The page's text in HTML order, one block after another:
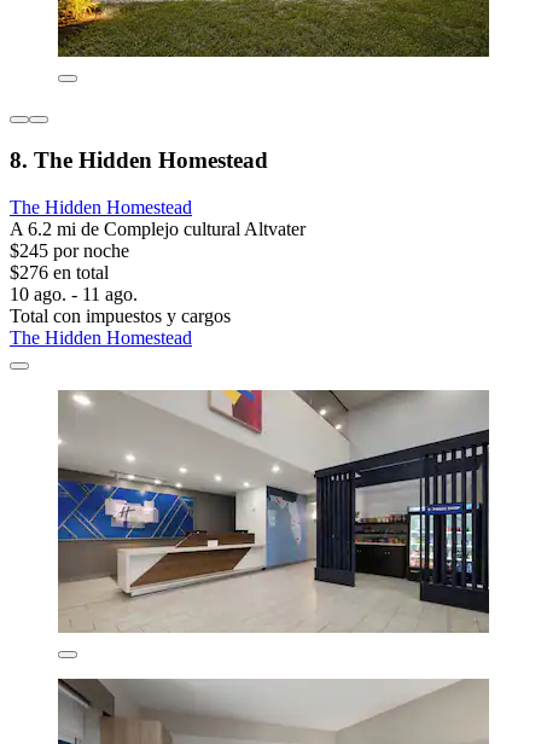
8. The Hidden Homestead
The Hidden Homestead
A 6.2 mi de Complejo cultural Altvater
$245 por noche
$276 en total
10 ago. - 11 ago.
Total con impuestos y cargos
The Hidden Homestead